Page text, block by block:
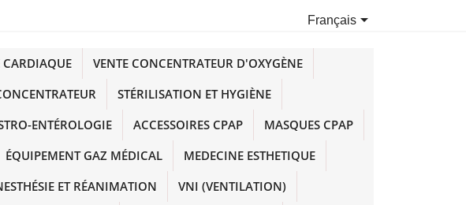
Français
VENTE CONCENTRATEUR D'OXYGÈNE
STÉRILISATION ET HYGIÈNE
ENTÉROLOGIE ACCESSOIRES CPAP
MASQUES CPAP
ÉQUIPEMENT GAZ MÉDICAL
MEDECINE ESTHETIQUE
ET RÉANIMATION
VNI (VENTILATION)